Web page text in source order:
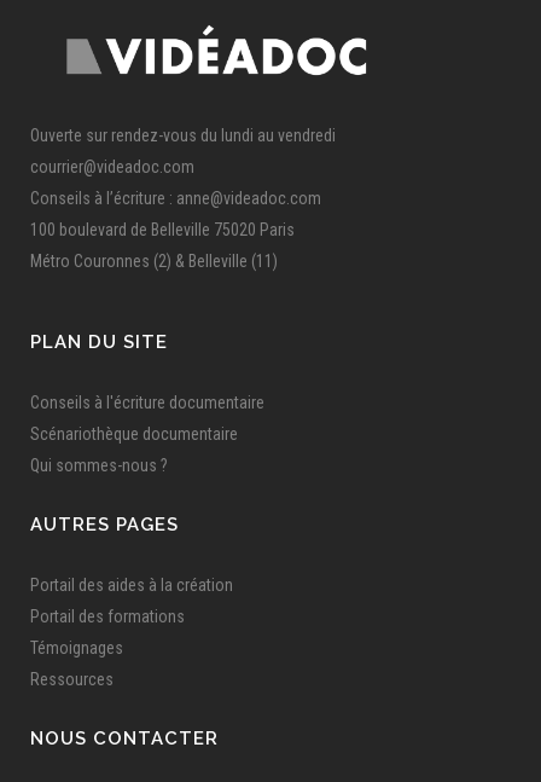
Ouverte sur rendez-vous du lundi au vendredi
courrier@videadoc.com
Conseils à l’écriture : anne@videadoc.com
100 boulevard de Belleville 75020 Paris
Métro Couronnes (2) & Belleville (11)
PLAN DU SITE
Conseils à l'écriture documentaire
Scénariothèque documentaire
Qui sommes-nous ?
AUTRES PAGES
Portail des aides à la création
Portail des formations
Témoignages
Ressources
NOUS CONTACTER